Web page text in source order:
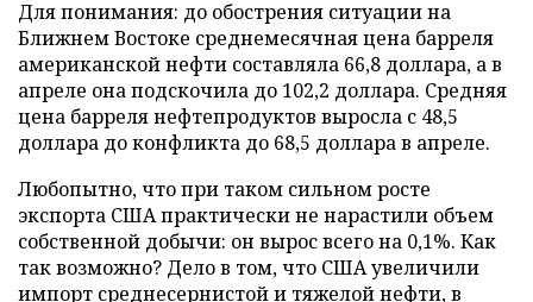
Для понимания: до обострения ситуации на
Ближнем Востоке среднемесячная цена барреля
американской нефти составляла 66,8 доллара, а в
апреле она подскочила до 102,2 доллара. Средняя
цена барреля нефтепродуктов выросла с 48,5
доллара до конфликта до 68,5 доллара в апреле.
Любопытно, что при таком сильном росте
экспорта США практически не нарастили объем
собственной добычи: он вырос всего на 0,1%. Как
так возможно? Дело в том, что США увеличили
импорт среднесернистой и тяжелой нефти, в